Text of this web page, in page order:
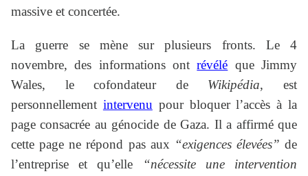
massive et concertée.
La guerre se mène sur plusieurs fronts. Le 4
novembre, des informations ontrévélé que Jimmy
Wales, le cofondateur de Wikipédia, est
personnellement intervenu pour bloquer l’accès à la
page consacrée au génocide de Gaza. Il a affirmé que
cette page ne répond pas aux “exigences élevées” de
l’entreprise et qu’elle
“nécessite une intervention